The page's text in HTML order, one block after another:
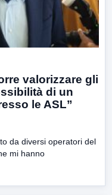
valorizzare gli
di un
le ASL”
da diversi operatori del
mi hanno